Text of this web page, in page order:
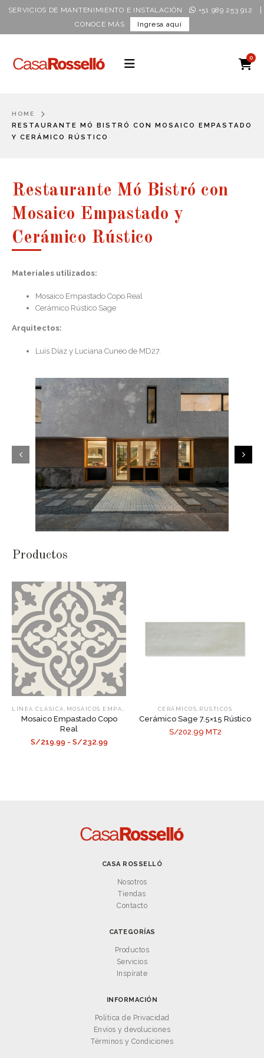
SERVICIOS DE MANTENIMIENTO E INSTALACIÓN +51 989 253 912
CONOCE MÁS Ingresa aquí
0
HOME
RESTAURANTE MÓ BISTRÓ CON MOSAICO EMPASTADO
Y CERÁMICO RÚSTICO
Restaurante Mó Bistró con
Mosaico Empastado y
Cerámico Rústico
Materiales utilizados:
Mosaico Empastado Copo Real
Cerámico Rústico Sage
Arquitectos:
Luis Díaz y Luciana Cuneo de MD27.
Productos
LÍNEA CLÁSICA , MOSAICOS EMPASTADOS
Mosaico Empastado Copo
Real
S/219.99 - S/232.99
CERÁMICOS, RÚSTICOS
Cerámico Sage 7.5×15 Rústico
S/202.99 MT2
CASA ROSSELLÓ
Nosotros
Tiendas
Contacto
CATEGORÍAS
Productos
Servicios
Inspírate
INFORMACIÓN
Política de Privacidad
Envíos y devoluciones
Términos y Condiciones